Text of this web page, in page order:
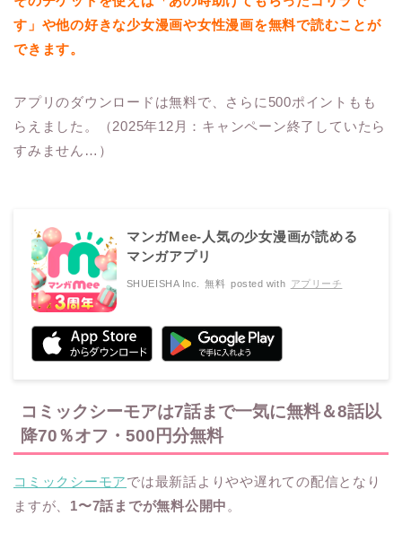
す」や他の好きな少女漫画や女性漫画を無料で読むことが
できます。
アプリのダウンロードは無料で、さらに500ポイントもも
らえました。（2025年12月：キャンペーン終了していたら
すみません…）
マンガMee-人気の少女漫画が読める
マンガアプリ
SHUEISHA Inc. 無料 posted with アプリーチ
コミックシーモアは7話まで一気に無料＆8話以
降70％オフ・500円分無料
コミックシーモアでは最新話よりやや遅れての配信となり
ますが、 1〜7話までが無料公開中 。